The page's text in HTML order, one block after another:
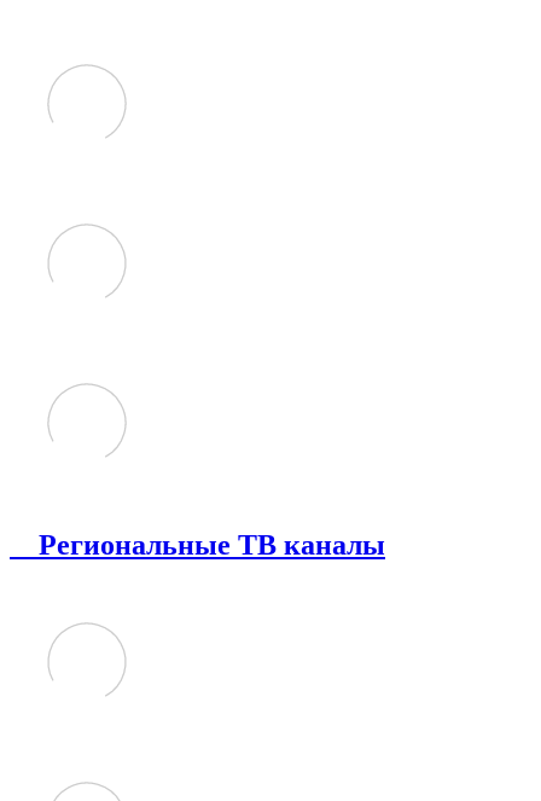
Региональные ТВ каналы